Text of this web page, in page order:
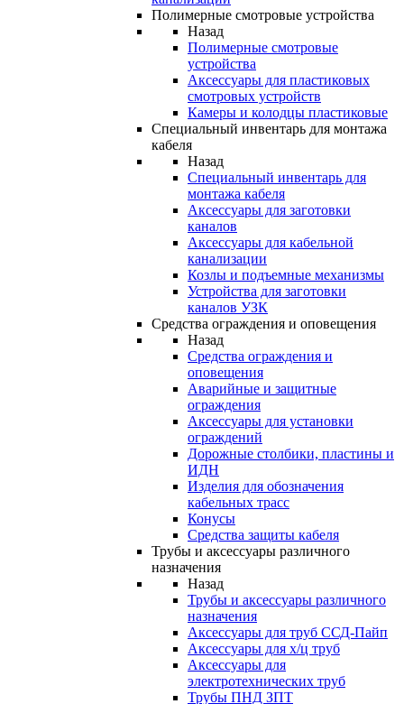
Полимерные смотровые устройства
Назад
Полимерные смотровые
устройства
Аксессуары для пластиковых
смотровых устройств
Камеры и колодцы пластиковые
Специальный инвентарь для монтажа
кабеля
Назад
Специальный инвентарь для
монтажа кабеля
Аксессуары для заготовки
каналов
Аксессуары для кабельной
канализации
Козлы и подъемные механизмы
Устройства для заготовки
каналов УЗК
Средства ограждения и оповещения
Назад
Средства ограждения и
оповещения
Аварийные и защитные
ограждения
Аксессуары для установки
ограждений
Дорожные столбики, пластины и
ИДН
Изделия для обозначения
кабельных трасс
Конусы
Средства защиты кабеля
Трубы и аксессуары различного
назначения
Назад
Трубы и аксессуары различного
назначения
Аксессуары для труб ССД-Пайп
Аксессуары для х/ц труб
Аксессуары для
электротехнических труб
Трубы ПНД ЗПТ